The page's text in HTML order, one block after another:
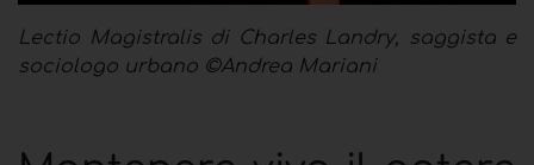
Lectio Magistralis di Charles Landry, saggista e
sociologo urbano ©Andrea Mariani